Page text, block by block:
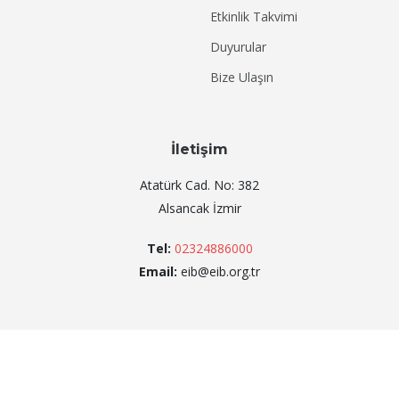
Etkinlik Takvimi
Duyurular
Bize Ulaşın
İletişim
Atatürk Cad. No: 382
Alsancak İzmir
Tel: 02324886000
Email: eib@eib.org.tr